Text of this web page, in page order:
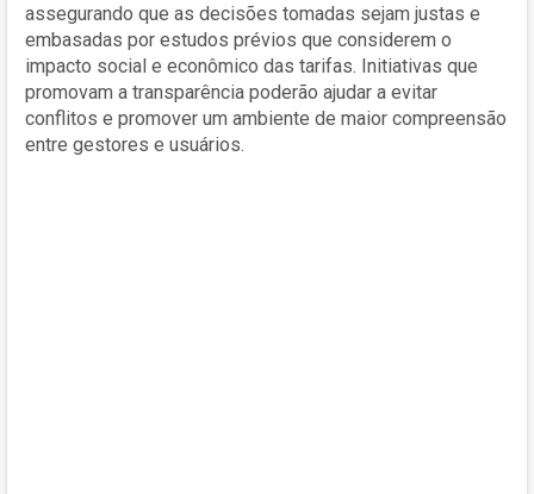
assegurando que as decisões tomadas sejam justas e
embasadas por estudos prévios que considerem o
impacto social e econômico das tarifas. Initiativas que
promovam a transparência poderão ajudar a evitar
conflitos e promover um ambiente de maior compreensão
entre gestores e usuários.